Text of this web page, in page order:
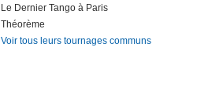
Le Dernier Tango à Paris
Théorème
Voir tous leurs tournages communs